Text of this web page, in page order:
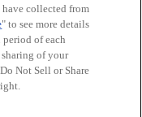
Information
JAF
collected from
" to see more details
of each
of your
Not Sell or Share